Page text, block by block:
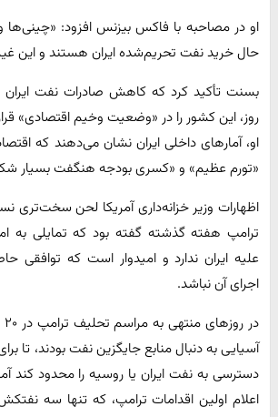
او در مصاحبه با فاکس بیزنس افزود: «چینی‌ها
حال خرید نفت تحریم‌شده ایران هستند و این
روز، این کشور را در «وضعیت وخیم اقتصادی»
او، آمارهای داخلی ایران نشان می‌دهند که
«تورم عظیم» و «کسری بودجه هنگفت بسیار
اظهارات وزیر خزانه‌داری آمریکا لحن سخت‌تری
ترامپ هفته گذشته گفته بود که تمایلی به
علیه ایران ندارد و امیدوار است که توافقی
اجرای آن نباشد.
آسیایی به دنبال منابع جایگزین نفت بودند، تا
دسترسی به نفت ایران یا روسیه را محدود کند
اعلام اولین اقدامات ترامپ، که تنها سه